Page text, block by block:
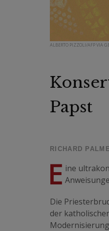
ALBERTO PIZZOLI/AFP VIA
Papst
RICHARD
E ine
Die
der